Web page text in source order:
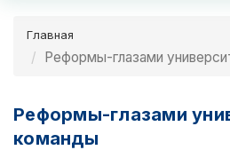
Главная
Реформы-глазами
Реформы-глазами
команды